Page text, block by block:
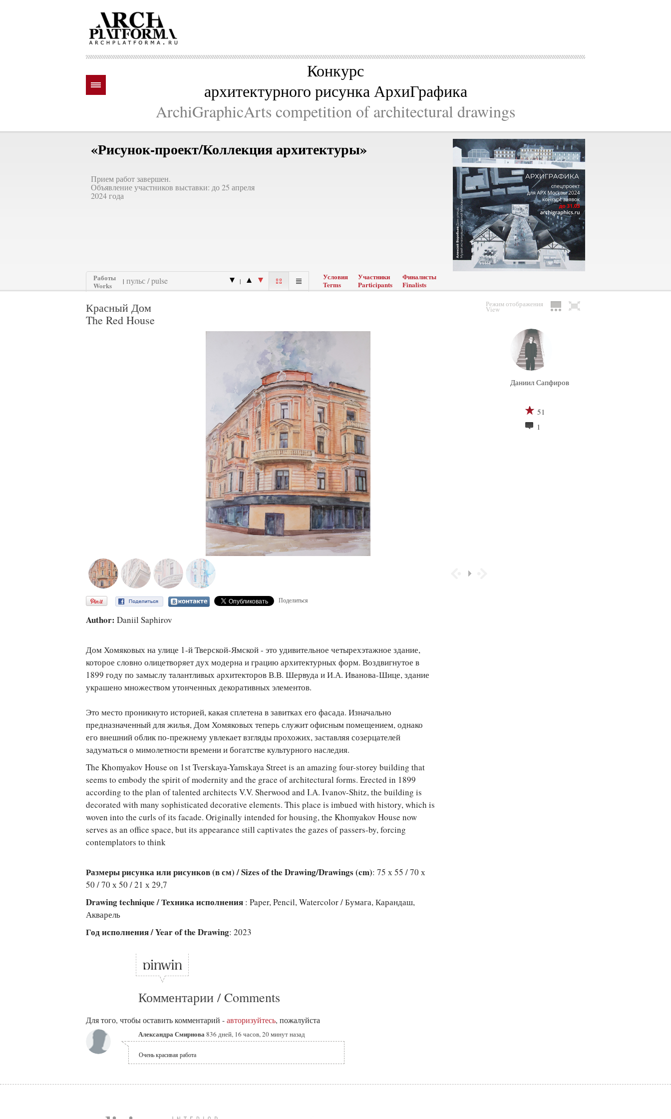
Конкурс
архитектурного рисунка АрхиГрафика
ArchiGraphicArts competition of architectural drawings
«Рисунок-проект/Коллекция архитектуры»
Прием работ завершен.
Объявление участников выставки: до 25 апреля
2024 года
Работы
Works
| |
Условия
Terms
Участники
Participants
Финалисты
Finalists
Красный Дом
The Red House
Режим отображения
View
Даниил Сапфиров
51
1
Поделиться
Author: Daniil Saphirov
Дом Хомяковых на улице 1-й Тверской-Ямской - это удивительное четырехэтажное здание,
которое словно олицетворяет дух модерна и грацию архитектурных форм. Воздвигнутое в
1899 году по замыслу талантливых архитекторов В.В. Шервуда и И.А. Иванова-Шице, здание
украшено множеством утонченных декоративных элементов.
Это место проникнуто историей, какая сплетена в завитках его фасада. Изначально
предназначенный для жилья, Дом Хомяковых теперь служит офисным помещением, однако
его внешний облик по-прежнему увлекает взгляды прохожих, заставляя созерцателей
задуматься о мимолетности времени и богатстве культурного наследия.
The Khomyakov House on 1st Tverskaya-Yamskaya Street is an amazing four-storey building that
seems to embody the spirit of modernity and the grace of architectural forms. Erected in 1899
according to the plan of talented architects V.V. Sherwood and I.A. Ivanov-Shitz, the building is
decorated with many sophisticated decorative elements. This place is imbued with history, which is
woven into the curls of its facade. Originally intended for housing, the Khomyakov House now
serves as an office space, but its appearance still captivates the gazes of passers-by, forcing
contemplators to think
Размеры рисунка или рисунков (в см) / Sizes of the Drawing/Drawings (cm): 75 х 55 / 70 х
50 / 70 х 50 / 21 х 29,7
Drawing technique / Техника исполнения : Paper, Pencil, Watercolor / Бумага, Карандаш,
Акварель
Год исполнения / Year of the Drawing: 2023
Комментарии / Comments
Для того, чтобы оставить комментарий - авторизуйтесь, пожалуйста
Александра Смирнова836 дней, 16 часов, 20 минут назад
Очень красивая работа